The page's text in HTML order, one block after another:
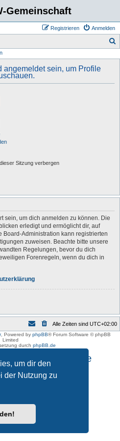
um dir den
der Nutzung zu
Gemeinschaft
Anmelden
Registrieren
angemeldet sein, um Profile
Sitzung verbergen
sein, um dich anmelden zu können. Die
erledigt und ermöglicht dir, auf
Administration kann registrierten
zuweisen. Beachte bitte unsere
Regelungen, bevor du dich
Forenregeln, wenn du dich in
Alle Zeiten sind UTC+02:00
, Powered by phpBB® Forum Software © phpBB
Limited
durch phpBB.de